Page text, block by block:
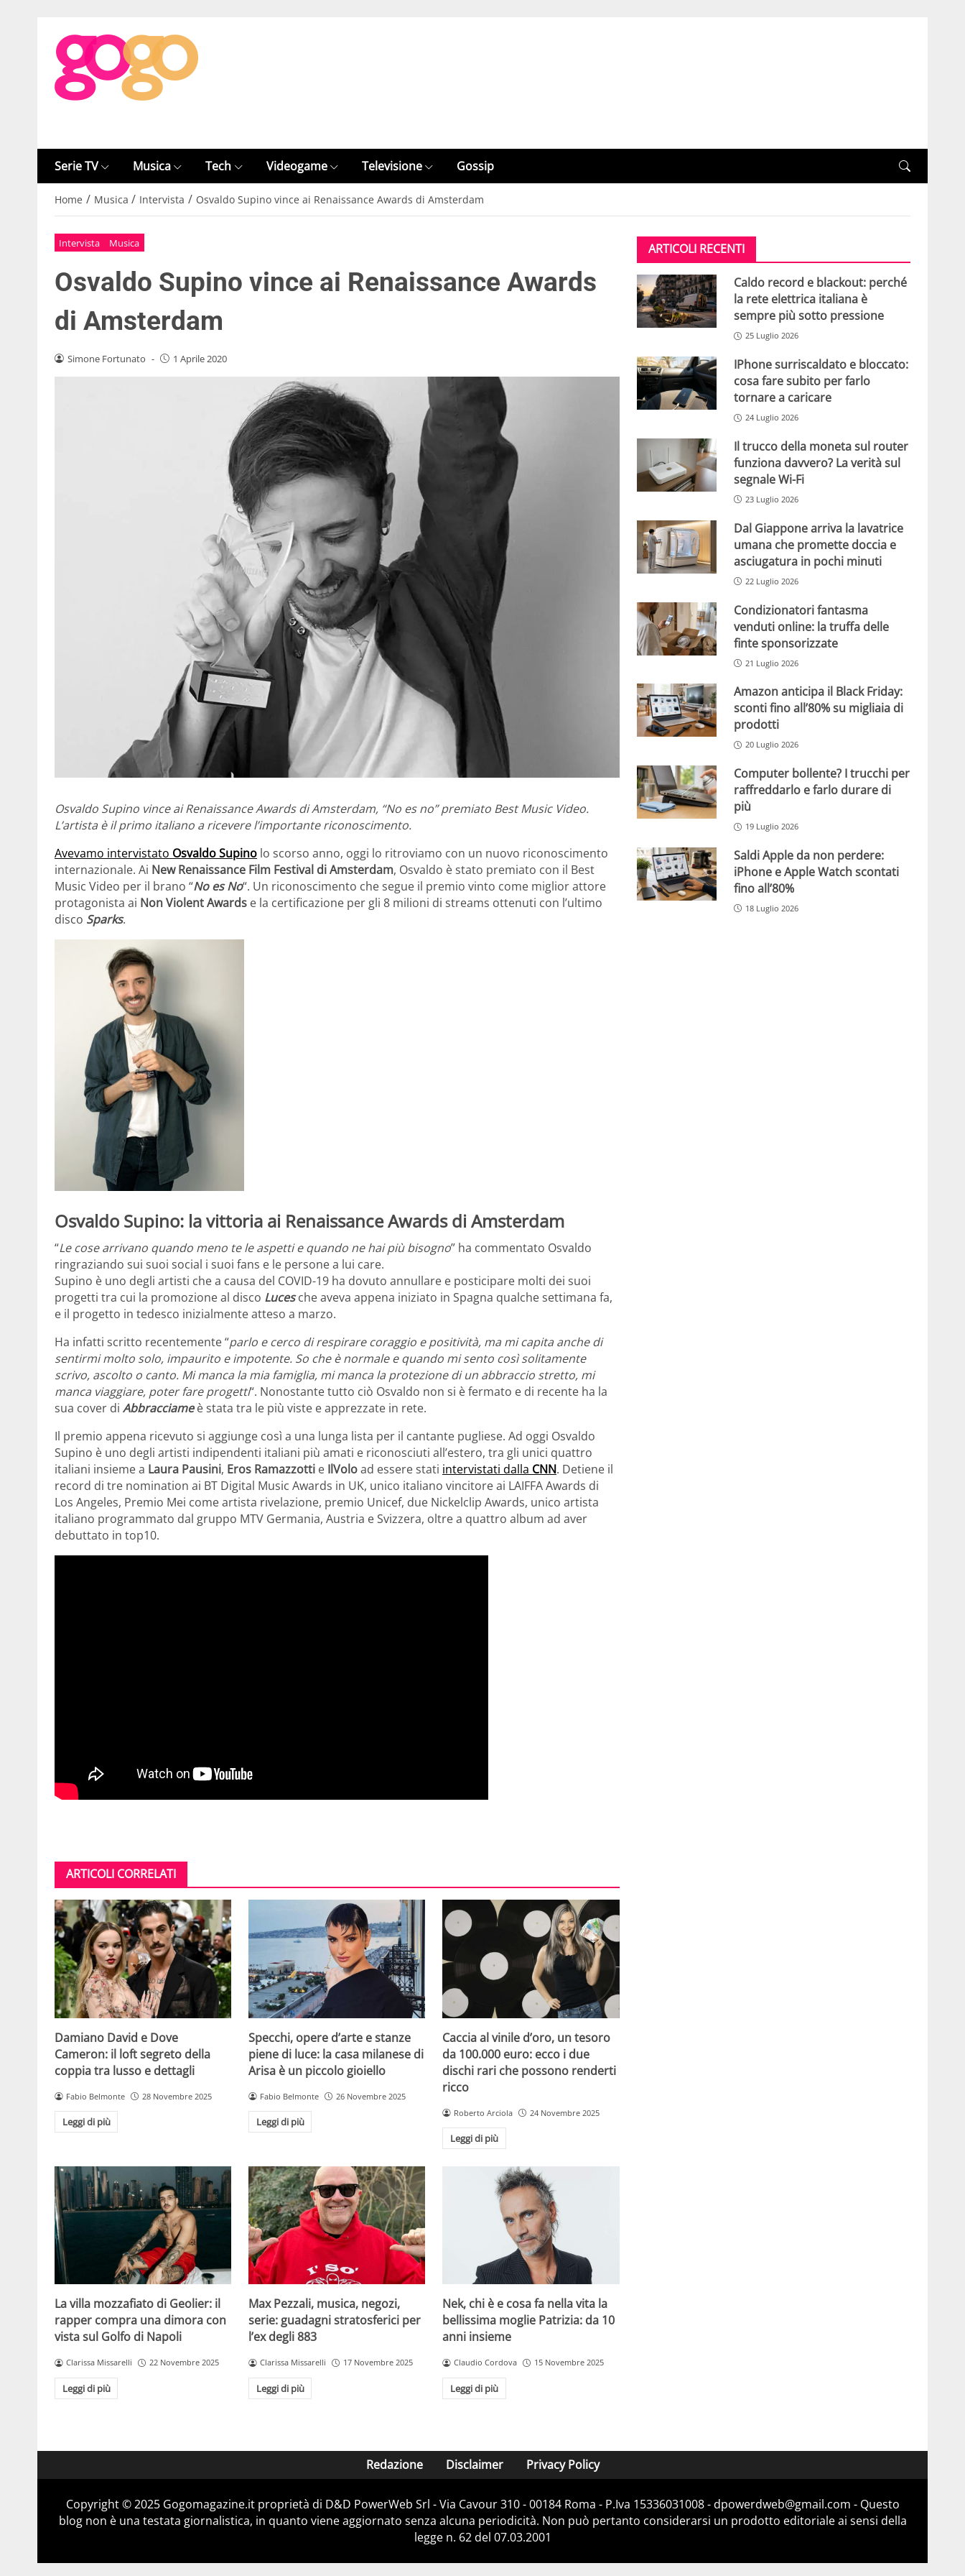
Serie TV Musica Tech Videogame Televisione Gossip
Home / Musica / Intervista / Osvaldo Supino vince ai Renaissance Awards di Amsterdam
Intervista Musica
Osvaldo Supino vince ai Renaissance Awards
di Amsterdam
Simone Fortunato - 1 Aprile 2020
Osvaldo Supino vince ai Renaissance Awards di Amsterdam, “No es no” premiato Best Music Video.
L’artista è il primo italiano a ricevere l’importante riconoscimento.
Avevamo intervistato Osvaldo Supino lo scorso anno, oggi lo ritroviamo con un nuovo riconoscimento
internazionale. Ai New Renaissance Film Festival di Amsterdam, Osvaldo è stato premiato con il Best
Music Video per il brano “No es No“. Un riconoscimento che segue il premio vinto come miglior attore
protagonista ai Non Violent Awards e la certificazione per gli 8 milioni di streams ottenuti con l’ultimo
disco Sparks.
Osvaldo Supino: la vittoria ai Renaissance Awards di Amsterdam
“Le cose arrivano quando meno te le aspetti e quando ne hai più bisogno” ha commentato Osvaldo
ringraziando sui suoi social i suoi fans e le persone a lui care.
Supino è uno degli artisti che a causa del COVID-19 ha dovuto annullare e posticipare molti dei suoi
progetti tra cui la promozione al disco Lucesche aveva appena iniziato in Spagna qualche settimana fa,
e il progetto in tedesco inizialmente atteso a marzo.
Ha infatti scritto recentemente “parlo e cerco di respirare coraggio e positività, ma mi capita anche di
sentirmi molto solo, impaurito e impotente. So che è normale e quando mi sento così solitamente
scrivo, ascolto o canto. Mi manca la mia famiglia, mi manca la protezione di un abbraccio stretto, mi
manca viaggiare, poter fare progetti“. Nonostante tutto ciò Osvaldo non si è fermato e di recente ha la
sua cover di Abbracciameè stata tra le più viste e apprezzate in rete.
Il premio appena ricevuto si aggiunge così a una lunga lista per il cantante pugliese. Ad oggi Osvaldo
Supino è uno degli artisti indipendenti italiani più amati e riconosciuti all’estero, tra gli unici quattro
italiani insieme a Laura Pausini, Eros Ramazzotti e IlVoload essere stati intervistati dalla CNN. Detiene il
record di tre nomination ai BT Digital Music Awards in UK, unico italiano vincitore ai LAIFFA Awards di
Los Angeles, Premio Mei come artista rivelazione, premio Unicef, due Nickelclip Awards, unico artista
italiano programmato dal gruppo MTV Germania, Austria e Svizzera, oltre a quattro album ad aver
debuttato in top10.
ARTICOLI CORRELATI
Damiano David e Dove
Cameron: il loft segreto della
coppia tra lusso e dettagli
Fabio Belmonte 28 Novembre 2025
Leggi di più
Specchi, opere d’arte e stanze
piene di luce: la casa milanese di
Arisa è un piccolo gioiello
Fabio Belmonte 26 Novembre 2025
Leggi di più
Caccia al vinile d’oro, un tesoro
da 100.000 euro: ecco i due
dischi rari che possono renderti
ricco
Roberto Arciola 24 Novembre 2025
Leggi di più
La villa mozzafiato di Geolier: il
rapper compra una dimora con
vista sul Golfo di Napoli
Clarissa Missarelli 22 Novembre 2025
Leggi di più
Max Pezzali, musica, negozi,
serie: guadagni stratosferici per
l’ex degli 883
Clarissa Missarelli 17 Novembre 2025
Leggi di più
Nek, chi è e cosa fa nella vita la
bellissima moglie Patrizia: da 10
anni insieme
Claudio Cordova 15 Novembre 2025
Leggi di più
ARTICOLI RECENTI
Caldo record e blackout: perché
la rete elettrica italiana è
sempre più sotto pressione
25 Luglio 2026
IPhone surriscaldato e bloccato:
cosa fare subito per farlo
tornare a caricare
24 Luglio 2026
Il trucco della moneta sul router
funziona davvero? La verità sul
segnale Wi-Fi
23 Luglio 2026
Dal Giappone arriva la lavatrice
umana che promette doccia e
asciugatura in pochi minuti
22 Luglio 2026
Condizionatori fantasma
venduti online: la truffa delle
finte sponsorizzate
21 Luglio 2026
Amazon anticipa il Black Friday:
sconti fino all’80% su migliaia di
prodotti
20 Luglio 2026
Computer bollente? I trucchi per
raffreddarlo e farlo durare di
più
19 Luglio 2026
Saldi Apple da non perdere:
iPhone e Apple Watch scontati
fino all’80%
18 Luglio 2026
Redazione Disclaimer Privacy Policy
Copyright © 2025 Gogomagazine.it proprietà di D&D PowerWeb Srl - Via Cavour 310 - 00184 Roma - P.Iva 15336031008 - dpowerdweb@gmail.com - Questo
blog non è una testata giornalistica, in quanto viene aggiornato senza alcuna periodicità. Non può pertanto considerarsi un prodotto editoriale ai sensi della
legge n. 62 del 07.03.2001